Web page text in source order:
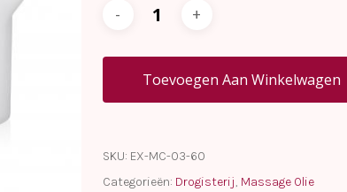
Toevoegen Aan Winkelwagen
SKU: EX-MC-03-60
Categorieën: Drogisterij, Massage Olie